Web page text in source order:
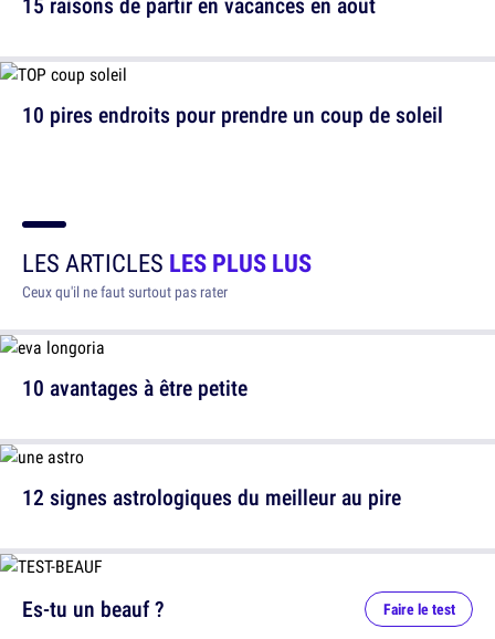
10 pires endroits pour prendre un coup de soleil
LES ARTICLES LES PLUS LUS
Ceux qu'il ne faut surtout pas rater
10 avantages à être petite
12 signes astrologiques du meilleur au pire
Es-tu un beauf ? Faire le test